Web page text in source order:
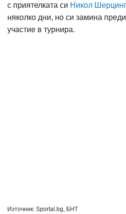
с приятелката си Никол
няколко дни, но си замина
участие в турнира.
Източник: Sportal.bg, БНТ